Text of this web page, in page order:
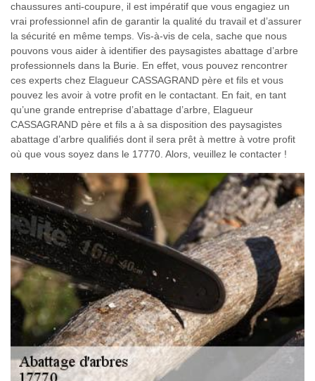
chaussures anti-coupure, il est impératif que vous engagiez un
vrai professionnel afin de garantir la qualité du travail et d’assurer
la sécurité en même temps. Vis-à-vis de cela, sache que nous
pouvons vous aider à identifier des paysagistes abattage d’arbre
professionnels dans la Burie. En effet, vous pouvez rencontrer
ces experts chez Elagueur CASSAGRAND père et fils et vous
pouvez les avoir à votre profit en le contactant. En fait, en tant
qu’une grande entreprise d’abattage d’arbre, Elagueur
CASSAGRAND père et fils a à sa disposition des paysagistes
abattage d’arbre qualifiés dont il sera prêt à mettre à votre profit
où que vous soyez dans le 17770. Alors, veuillez le contacter !